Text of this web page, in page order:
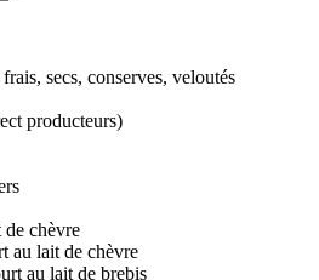
secs, conserves, veloutés
producteurs)
de chèvre
au lait de chèvre
au lait de brebis